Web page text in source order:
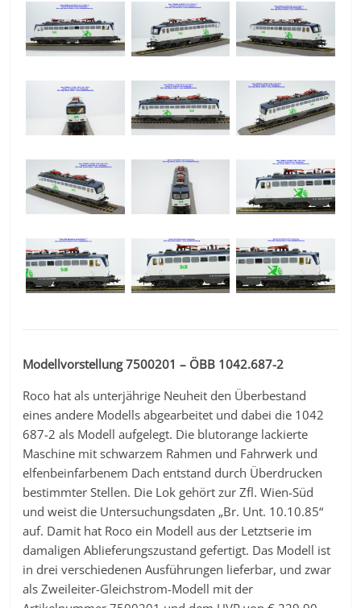
Modellvorstellung 7500201 – ÖBB 1042.687-2
Roco hat als unterjährige Neuheit den Überbestand
eines andere Modells abgearbeitet und dabei die 1042
687-2 als Modell aufgelegt. Die blutorange lackierte
Maschine mit schwarzem Rahmen und Fahrwerk und
elfenbeinfarbenem Dach entstand durch Überdrucken
bestimmter Stellen. Die Lok gehört zur Zfl. Wien-Süd
und weist die Untersuchungsdaten „Br. Unt. 10.10.85“
auf. Damit hat Roco ein Modell aus der Letztserie im
damaligen Ablieferungszustand gefertigt. Das Modell ist
in drei verschiedenen Ausführungen lieferbar, und zwar
als Zweileiter-Gleichstrom-Modell mit der